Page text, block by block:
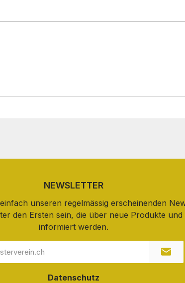
NEWSLETTER
unseren regelmässig erscheinenden
den Ersten sein, die über neue Produkte und
informiert werden.
Datenschutz